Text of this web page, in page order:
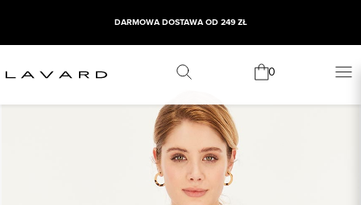
DARMOWA DOSTAWA OD 249 ZŁ
0